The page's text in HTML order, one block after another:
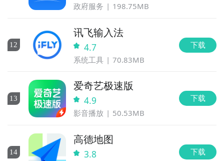
政府服务 198.75MB
12
讯飞输入法
4.7
系统工具 70.83MB
下载
13
爱奇艺极速版
4.9
影音播放 50.53MB
下载
14
高德地图
3.8 下载